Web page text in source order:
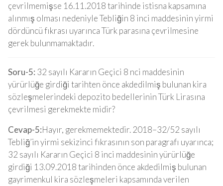
çevrilmemişse 16.11.2018 tarihinde istisna kapsamına
alınmış olması nedeniyle Tebliğin 8 inci maddesinin yirmi
dördüncü fıkrası uyarınca Türk parasına çevrilmesine
gerek bulunmamaktadır.
Soru-5: 32 sayılı Kararın Geçici 8 nci maddesinin
yürürlüğe girdiği tarihten önce akdedilmiş bulunan kira
sözleşmelerindeki depozito bedellerinin Türk Lirasına
çevrilmesi gerekmekte midir?
Cevap-5:Hayır, gerekmemektedir. 2018–32/52 sayılı
Tebliğ’in yirmi sekizinci fıkrasının son paragrafı uyarınca;
32 sayılı Kararın Geçici 8 inci maddesinin yürürlüğe
girdiği 13.09.2018 tarihinden önce akdedilmiş bulunan
gayrimenkul kira sözleşmeleri kapsamında verilen